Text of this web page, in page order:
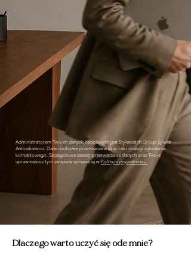
Administratorem Twoich danych osobowych jest Stylewatch Group Sylwia
Antoszkiewicz. Dane osobowe przetwarzane są w celu obsługi zgłoszenia
kontaktowego. Szczegółowe zasady przetwarzania danych oraz Twoje
uprawnienia z tym związane opisane są w Polityce prywatności.
Dlaczego warto uczyć się ode mnie?